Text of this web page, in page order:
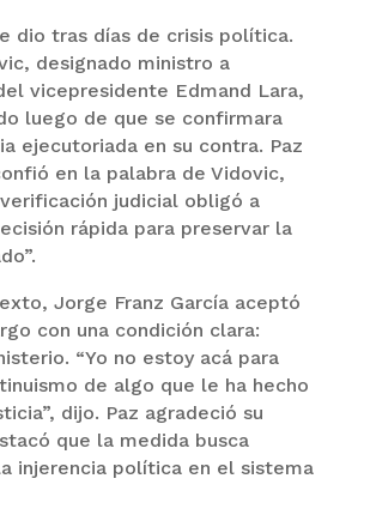
dio tras días de crisis política.
designado ministro a
vicepresidente Edmand Lara,
luego de que se confirmara
ejecutoriada en su contra. Paz
en la palabra de Vidovic,
judicial obligó a
rápida para preservar la
Jorge Franz García aceptó
con una condición clara:
“Yo no estoy acá para
de algo que le ha hecho
dijo. Paz agradeció su
que la medida busca
injerencia política en el sistema